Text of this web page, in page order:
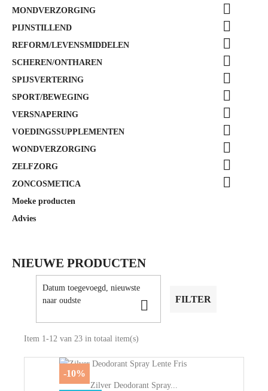
MONDVERZORGING 
PIJNSTILLEND 
REFORM/LEVENSMIDDELEN 
SCHEREN/ONTHAREN 
SPIJSVERTERING 
SPORT/BEWEGING 
VERSNAPERING 
VOEDINGSSUPPLEMENTEN 
WONDVERZORGING 
ZELFZORG 
ZONCOSMETICA 
Moeke producten
Advies
NIEUWE PRODUCTEN
Datum toegevoegd, nieuwste
naar oudste
 FILTER
Item 1-12 van 23 in totaal item(s)
Zilver Deodorant Spray...
-10%